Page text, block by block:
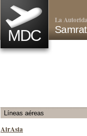
MDC
La
Líneas aéreas
AirAsia